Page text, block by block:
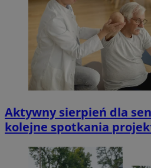
Aktywny sierpień dla
kolejne spotkania